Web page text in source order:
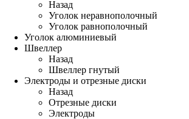
Назад
Уголок неравнополочный
Уголок равнополочный
Уголок алюминиевый
Швеллер
Назад
Швеллер гнутый
Электроды и отрезные диски
Назад
Отрезные диски
Электроды